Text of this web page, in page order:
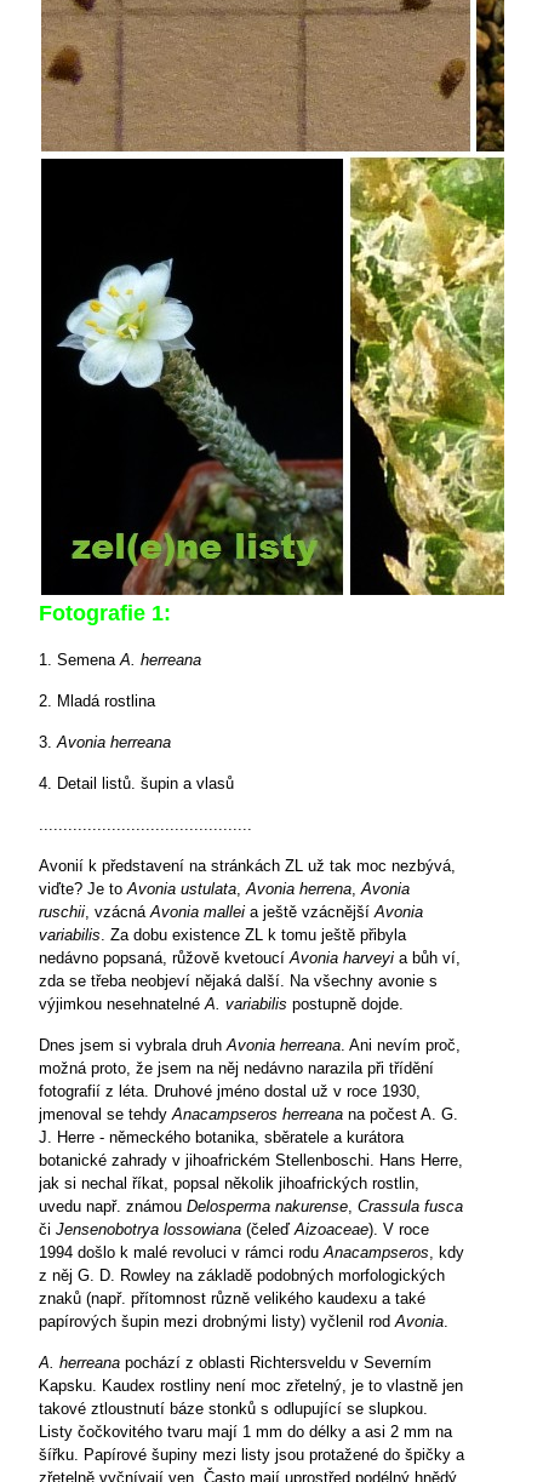
Fotografie 1:
1. SemenaA. herreana
2. Mladá rostlina
3.Avonia herreana
4. Detail listů. šupin a vlasů
............................................
Avonií k představení na stránkách ZL už tak moc nezbývá,
viďte? Je toAvonia ustulata,Avonia herrena,Avonia
ruschii, vzácnáAvonia mallei a ještě vzácnějšíAvonia
variabilis. Za dobu existence ZL k tomu ještě přibyla
nedávno popsaná, růžově kvetoucíAvonia harveyi a bůh ví,
zda se třeba neobjeví nějaká další. Na všechny avonie s
výjimkou nesehnatelnéA. variabilis postupně dojde.
Dnes jsem si vybrala druhAvonia herreana. Ani nevím proč,
možná proto, že jsem na něj nedávno narazila při třídění
fotografií z léta. Druhové jméno dostal už v roce 1930,
jmenoval se tehdyAnacampseros herreana na počest A. G.
J. Herre - německého botanika, sběratele a kurátora
botanické zahrady v jihoafrickém Stellenboschi. Hans Herre,
jak si nechal říkat, popsal několik jihoafrických rostlin,
uvedu např. známou Delosperma nakurense, Crassula fusca
či Jensenobotrya lossowiana (čeleďAizoaceae). V roce
1994 došlo k malé revoluci v rámci roduAnacampseros, kdy
z něj G. D. Rowley na základě podobných morfologických
znaků (např. přítomnost různě velikého kaudexu a také
papírových šupin mezi drobnými listy) vyčlenil rodAvonia.
A. herreana pochází z oblasti Richtersveldu v Severním
Kapsku. Kaudex rostliny není moc zřetelný, je to vlastně jen
takové ztloustnutí báze stonků s odlupující se slupkou.
Listy čočkovitého tvaru mají 1 mm do délky a asi 2 mm na
šířku. Papírové šupiny mezi listy jsou protažené do špičky a
zřetelně vyčnívají ven. Často mají uprostřed podélný hnědý